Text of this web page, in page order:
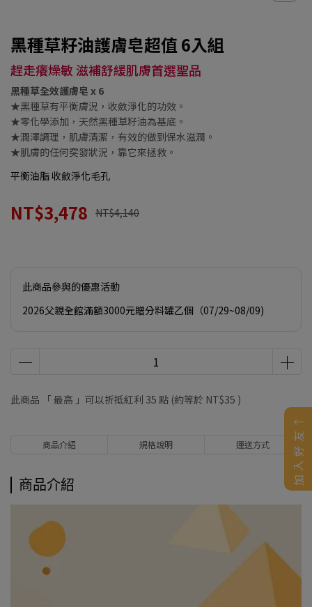
加入好友↑
黑種草籽油護膚皂超值 6入組
趕走癢燥敏 滋補舒緩肌膚首選聖品
黑種草全效護膚皂 x 6
★黑種草有平衡膚況，收斂淨化的功效。
★零化學添加，天然黑種草籽油為基底。
★潤澤調理，肌膚清潔，有效的做到保水滋潤。
★肌膚的任何突發狀況，靠它來拯救。
平衡油脂 收斂淨化毛孔
NT$3,478 NT$4,140
此商品參與的優惠活動
2026父親全館滿額3000元贈分料罐乙個（07/29~08/09)
此商品 「 最高 」可以折抵紅利 35 點 (約等於 NT$35 )
商品介紹 規格說明 運送方式
商品介紹